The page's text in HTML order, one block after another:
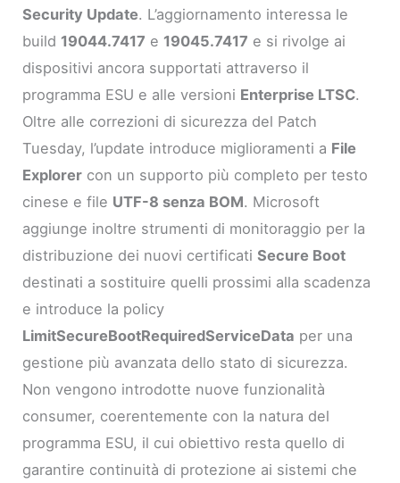
Security Update. L’aggiornamento interessa le
build 19044.7417 e 19045.7417 e si rivolge ai
dispositivi ancora supportati attraverso il
programma ESU e alle versioni Enterprise LTSC.
Oltre alle correzioni di sicurezza del Patch
Tuesday, l’update introduce miglioramenti a File
Explorer con un supporto più completo per testo
cinese e file UTF-8 senza BOM. Microsoft
aggiunge inoltre strumenti di monitoraggio per la
distribuzione dei nuovi certificatiSecure Boot
destinati a sostituire quelli prossimi alla scadenza
e introduce la policy
LimitSecureBootRequiredServiceData per una
gestione più avanzata dello stato di sicurezza.
Non vengono introdotte nuove funzionalità
consumer, coerentemente con la natura del
programma ESU, il cui obiettivo resta quello di
garantire continuità di protezione ai sistemi che